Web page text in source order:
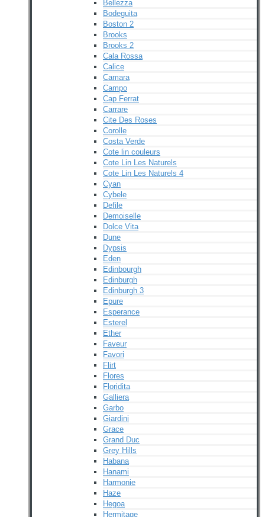
Bellezza
Bodeguita
Boston 2
Brooks
Brooks 2
Cala Rossa
Calice
Camara
Campo
Cap Ferrat
Carrare
Cite Des Roses
Corolle
Costa Verde
Cote lin couleurs
Cote Lin Les Naturels
Cote Lin Les Naturels 4
Cyan
Cybele
Defile
Demoiselle
Dolce Vita
Dune
Dypsis
Eden
Edinbourgh
Edinburgh
Edinburgh 3
Epure
Esperance
Esterel
Ether
Faveur
Favori
Flirt
Flores
Floridita
Galliera
Garbo
Giardini
Grace
Grand Duc
Grey Hills
Habana
Hanami
Harmonie
Haze
Hegoa
Hermitage